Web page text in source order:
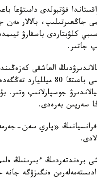
فۋتبولدى دامىتۋعا
جاڭعىرتىلىپ، بالالار
كلۋبتاردى باسقارۋ
جاتىر.
باسقارۋ مودەلىنە
جوسپارلانىپ
سەرپىن بەرەدى.
4 -تامىزدا فرانسيانىڭ «پاري
برەندتەردىڭ ءبىرىنىڭ
ادىستەمەلەرىن ەنگىزۋگە